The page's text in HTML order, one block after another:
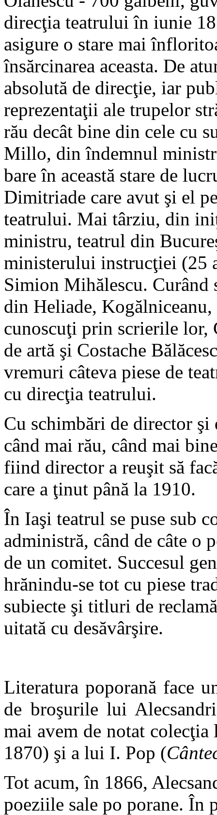
direcţia teatrului în iunie
asigure o stare mai
însărcinarea aceasta. De
absolută de direcţie, iar
reprezentaţii ale trupelor
rău decât bine din cele cu
Millo, din îndemnul
bare în această stare de
Dimitriade care avut şi el
teatrului. Mai târziu, din
ministru, teatrul din
ministerului instrucţiei (25
Simion Mihălescu.
din Heliade,
cunoscuţi prin scrierile lor,
de artă şi Costache
vremuri câteva piese de
cu direcţia teatrului.
Cu schimbări de director şi
când mai rău, când mai
fiind director a reuşit să
care a ţinut până la 1910.
În Iaşi teatrul se puse sub
administră, când de câte o
de un comitet. Succesul
hrănindu-se tot cu piese
subiecte şi titluri de
uitată cu desăvârşire.
Literatura poporană face
de broşurile lui
mai avem de notat
1870) şi a lui I. Pop (
Tot acum, în 1866,
poeziile sale po porane. În